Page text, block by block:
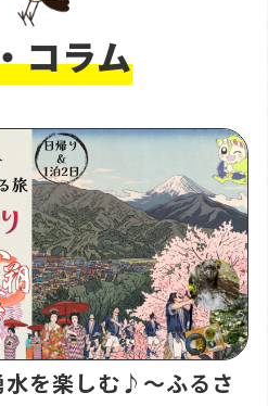
コラム
を楽しむ♪〜ふるさ